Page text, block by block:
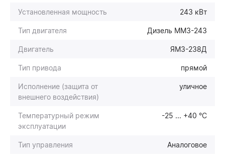
Установленная мощность 243 кВт
Тип двигателя Дизель ММЗ-243
Двигатель ЯМЗ-238Д
Тип привода прямой
Исполнение (защита от
внешнего воздействия)
уличное
Температурный режим
эксплуатации
-25 ... +40 °С
Тип управления Аналоговое